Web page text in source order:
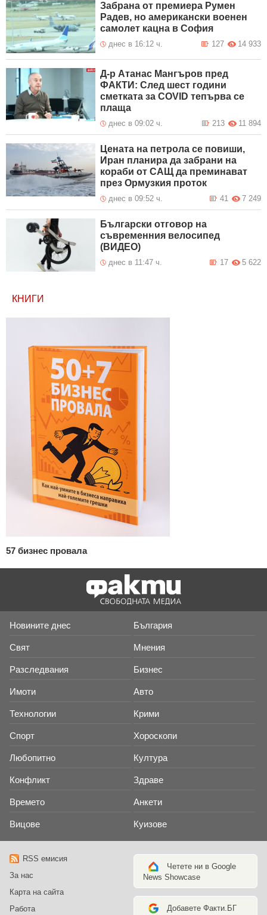
Забрана от премиера Румен
Радев, но американски военен
самолет кацна в София
днес в 16:12 ч. 14 933
127
Д-р Атанас Мангъров пред
ФАКТИ: След шест години
сметката за COVID тепърва се
плаща
днес в 09:02 ч. 11 894
213
Цената на петрола се повиши,
Иран планира да забрани на
кораби от САЩ да преминават
през Ормузкия проток
днес в 09:52 ч. 7 249
41
Български отговор на
съвременния велосипед
(ВИДЕО)
днес в 11:47 ч. 5 622
17
КНИГИ
57 бизнес провала
Новините днес България
Свят Мнения
Разследвания Бизнес
Имоти Авто
Технологии Крими
Спорт Хороскопи
Любопитно Култура
Конфликт Здраве
Времето Анкети
Вицове Куизове
RSS емисия
За нас
Карта на сайта
Работа
Четете ни в Google
News Showcase
Добавете Факти.БГ